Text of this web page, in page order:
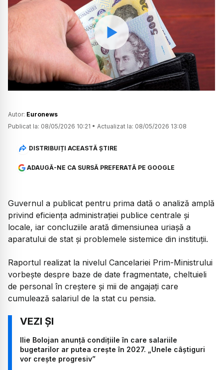
Watch
Autor: Euronews
Publicat la: 08/05/2026 10:21 • Actualizat la: 08/05/2026 13:08
DISTRIBUIȚI ACEASTĂ ȘTIRE
ADAUGĂ-NE CA SURSĂ PREFERATĂ PE GOOGLE
Guvernul a publicat pentru prima dată o analiză amplă
privind eficiența administrației publice centrale și
locale, iar concluziile arată dimensiunea uriașă a
aparatului de stat și problemele sistemice din instituții.
Raportul realizat la nivelul Cancelariei Prim-Ministrului
vorbește despre baze de date fragmentate, cheltuieli
de personal în creștere și mii de angajați care
cumulează salariul de la stat cu pensia.
Ilie Bolojan anunță condițiile în care salariile
bugetarilor ar putea crește în 2027. „Unele câștiguri
vor crește progresiv”